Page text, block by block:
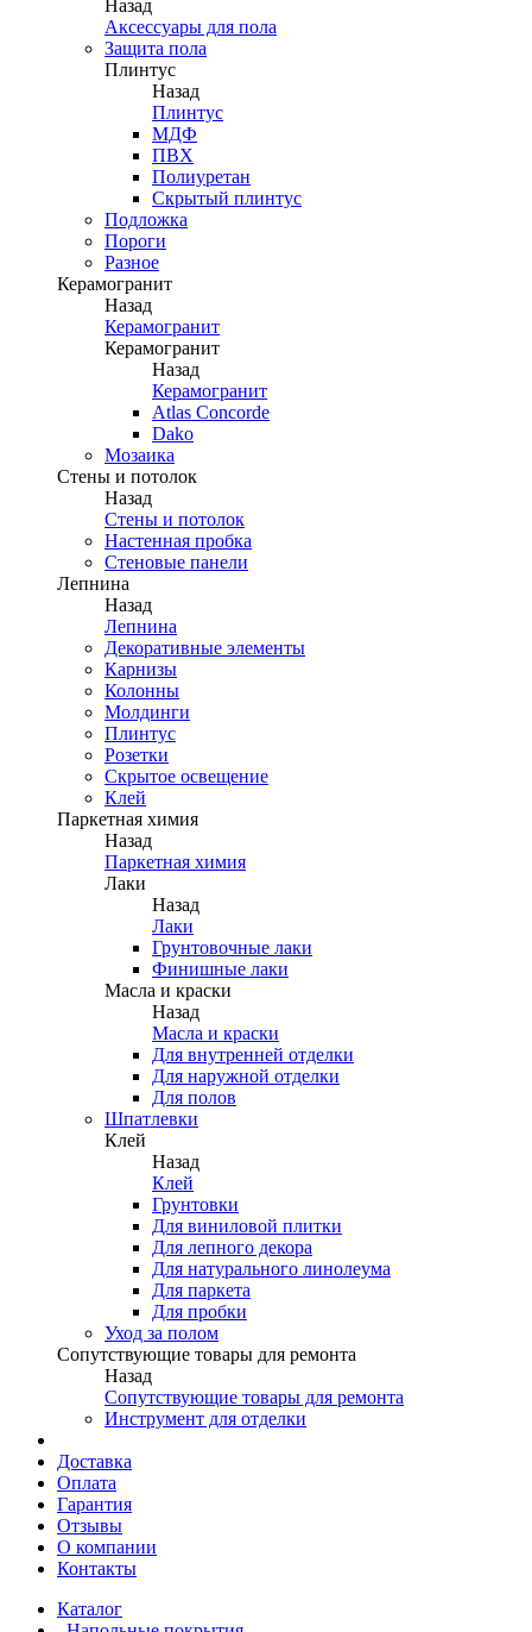
Назад
Аксессуары для пола
Защита пола
Плинтус
Назад
Плинтус
МДФ
ПВХ
Полиуретан
Скрытый плинтус
Подложка
Пороги
Разное
Керамогранит
Назад
Керамогранит
Керамогранит
Назад
Керамогранит
Atlas Concorde
Dako
Мозаика
Стены и потолок
Назад
Стены и потолок
Настенная пробка
Стеновые панели
Лепнина
Назад
Лепнина
Декоративные элементы
Карнизы
Колонны
Молдинги
Плинтус
Розетки
Скрытое освещение
Клей
Паркетная химия
Назад
Паркетная химия
Лаки
Назад
Лаки
Грунтовочные лаки
Финишные лаки
Масла и краски
Назад
Масла и краски
Для внутренней отделки
Для наружной отделки
Для полов
Шпатлевки
Клей
Назад
Клей
Грунтовки
Для виниловой плитки
Для лепного декора
Для натурального линолеума
Для паркета
Для пробки
Уход за полом
Сопутствующие товары для ремонта
Назад
Сопутствующие товары для ремонта
Инструмент для отделки
Доставка
Оплата
Гарантия
Отзывы
О компании
Контакты
Каталог